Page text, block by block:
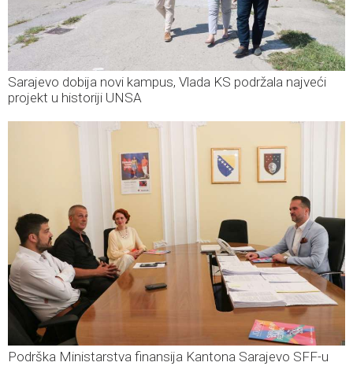
Sarajevo dobija novi kampus, Vlada KS podržala najveći
projekt u historiji UNSA
Podrška Ministarstva finansija Kantona Sarajevo SFF-u